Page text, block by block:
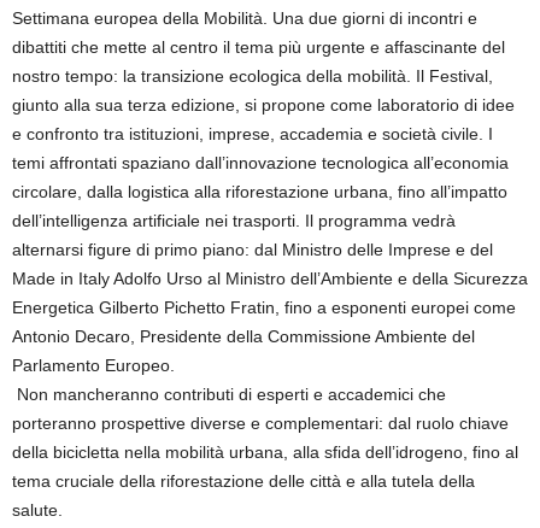
Settimana europea della Mobilità. Una due giorni di incontri e
dibattiti che mette al centro il tema più urgente e affascinante del
nostro tempo: la transizione ecologica della mobilità. Il Festival,
giunto alla sua terza edizione, si propone come laboratorio di idee
e confronto tra istituzioni, imprese, accademia e società civile. I
temi affrontati spaziano dall’innovazione tecnologica all’economia
circolare, dalla logistica alla riforestazione urbana, fino all’impatto
dell’intelligenza artificiale nei trasporti. Il programma vedrà
alternarsi figure di primo piano: dal Ministro delle Imprese e del
Made in Italy Adolfo Urso al Ministro dell’Ambiente e della Sicurezza
Energetica Gilberto Pichetto Fratin, fino a esponenti europei come
Antonio Decaro, Presidente della Commissione Ambiente del
Parlamento Europeo.
Non mancheranno contributi di esperti e accademici che
porteranno prospettive diverse e complementari: dal ruolo chiave
della bicicletta nella mobilità urbana, alla sfida dell’idrogeno, fino al
tema cruciale della riforestazione delle città e alla tutela della
salute.